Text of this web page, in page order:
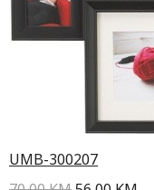
UMB-300207